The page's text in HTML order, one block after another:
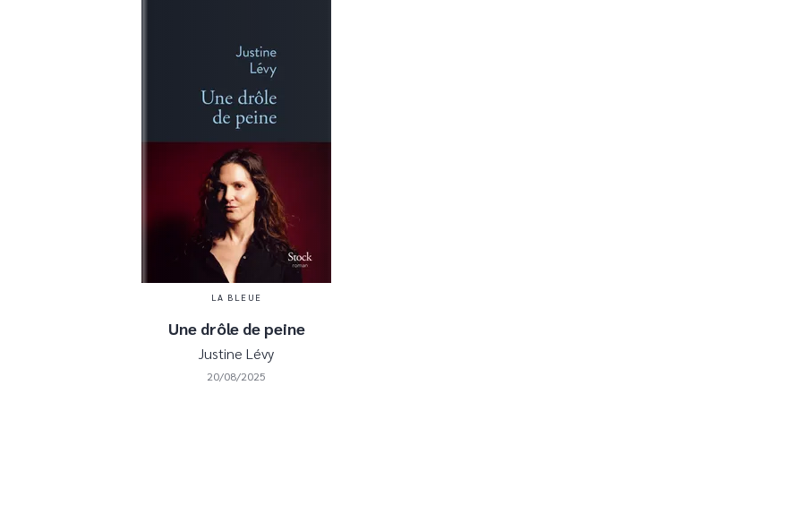
LA BLEUE
Une drôle de peine
Justine Lévy
20/08/2025